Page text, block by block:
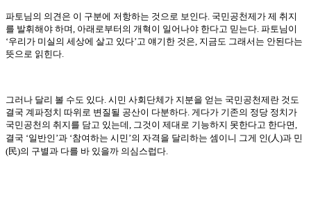
파토님의 의견은 이 구분에 저항하는 것으로 보인다 국민공천제가 제 취지
를 발휘해야 하며 아래로부터의 개혁이 일어나야 한다고 믿는다 파토님이
‘우리가 미실의 세상에 살고 있다’ 고 얘기한 것은 지금도 그래서는 안된다는
뜻으로 읽힌다
그러나 달리 볼 수도 있다 시민 사회단체가 지분을 얻는 국민공천제란 것도
결국 계파정치 따위로 변질될 공산이 다분하다 게다가 기존의 정당 정치가
국민공천의 취지를 담고 있는데
그것이 제대로 기능하지 못한다고 한다면
결국 ‘일반인 ’과 ‘참여하는 시민 ’의 자격을 달리하는 셈이니 그게 인(人)과 민
(民)의 구별과 다를 바 있을까 의심스럽다